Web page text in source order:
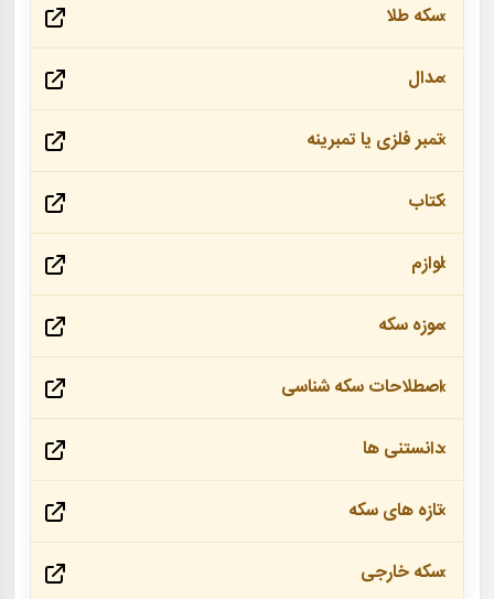
سکه طلا
مدال
تمبر فلزی یا تمبرینه
کتاب
لوازم
موزه سکه
اصطلاحات سکه شناسی
دانستنی ها
تازه های سکه
سکه خارجی